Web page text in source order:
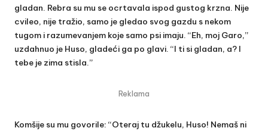
gladan. Rebra su mu se ocrtavala ispod gustog krzna. Nije
cvileo, nije tražio, samo je gledao svog gazdu s nekom
tugom i razumevanjem koje samo psi imaju. “Eh, moj Garo,”
uzdahnuo je Huso, gladeći ga po glavi. “I ti si gladan, a? I
tebe je zima stisla.”
Reklama
Komšije su mu govorile: “Oteraj tu džukelu, Huso! Nemaš ni